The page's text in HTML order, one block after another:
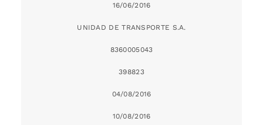
16/06/2016
UNIDAD DE TRANSPORTE S.A.
8360005043
398823
04/08/2016
10/08/2016